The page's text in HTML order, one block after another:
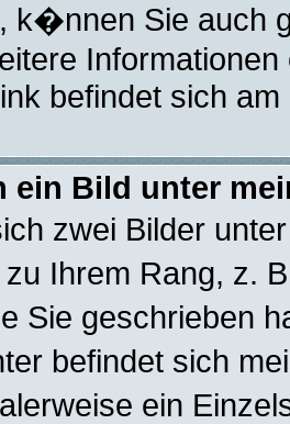
k�nnen Sie auch
befindet sich
ein Bild unter
zwei Bilder
Ihrem Rang, z.
Sie geschrieben
befindet sich
ein